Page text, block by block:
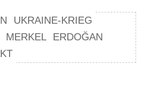
UKRAINE-KRIEG
MERKEL
ERDOĞAN